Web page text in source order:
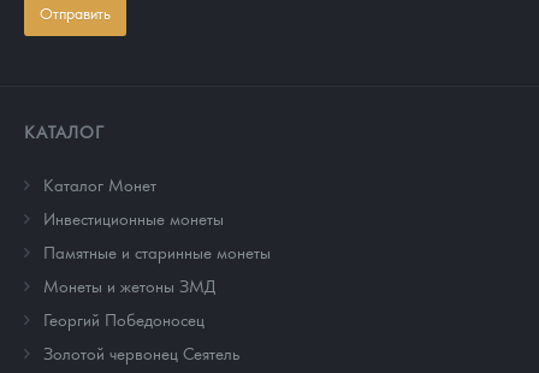
Отправить
КАТАЛОГ
Каталог Монет
Инвестиционные монеты
Памятные и старинные монеты
Монеты и жетоны ЗМД
Георгий Победоносец
Золотой червонец Сеятель